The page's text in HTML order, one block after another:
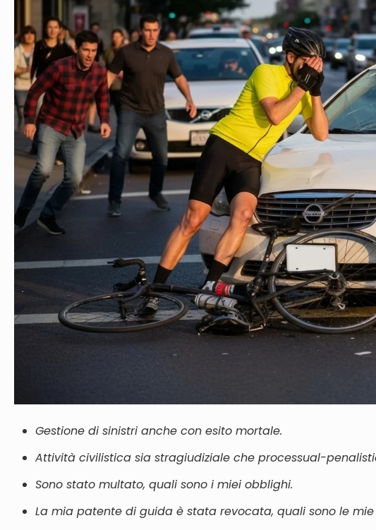
Gestione di sinistri anche con esito mortale.
Attività civilisticasia stragiudiziale che processual-
Sono stato multato, quali sono i miei obblighi.
La mia patente di guida è stata revocata, quali sono le mie